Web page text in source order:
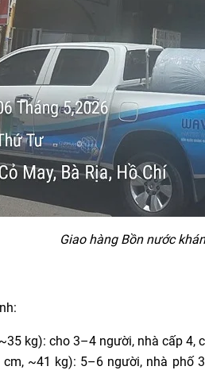
Giao hàng Bồn nước
kg): cho 3–4 người, nhà cấp
cm, ~41 kg): 5–6 người, nhà